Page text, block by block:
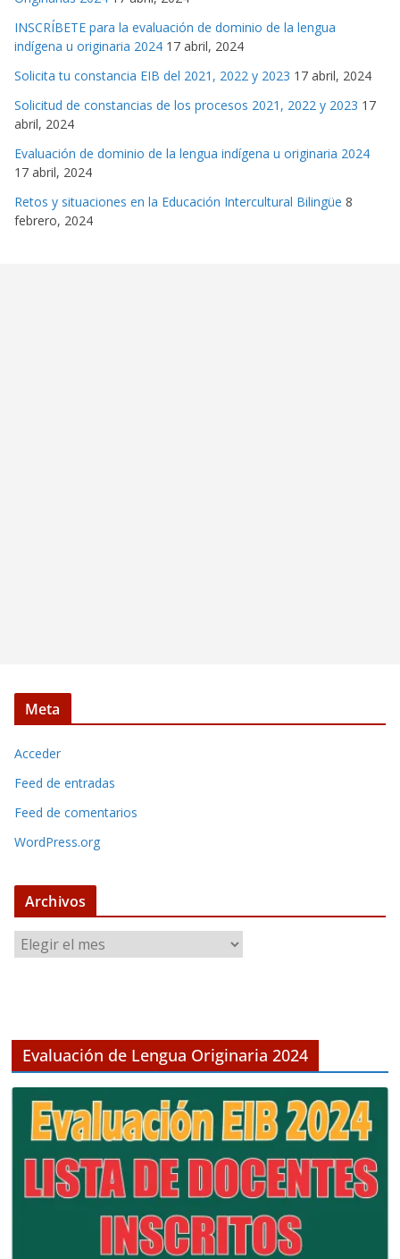
INSCRÍBETE para la evaluación de dominio de la lengua
indígena u originaria 2024 17 abril, 2024
Solicita tu constancia EIB del 2021, 2022 y 2023 17 abril, 2024
Solicitud de constancias de los procesos 2021, 2022 y 2023 17
abril, 2024
Evaluación de dominio de la lengua indígena u originaria 2024
17 abril, 2024
Retos y situaciones en la Educación Intercultural Bilingüe 8
febrero, 2024
Meta
Acceder
Feed de entradas
Feed de comentarios
WordPress.org
Archivos
r
o
Evaluación de Lengua Originaria 2024